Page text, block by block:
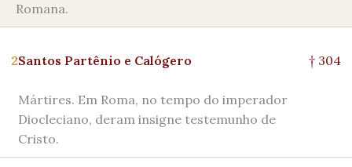
Romana.
2Santos Partênio e Calógero
Mártires. Em Roma, no tempo do imperador
Diocleciano, deram insigne testemunho de
Cristo.
† 304